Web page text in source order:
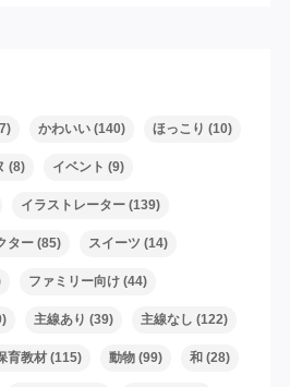
かわいい(140) ほっこり (10)
(8) イベント (9)
イラストレーター(139)
ター(85) スイーツ (14)
ファミリー向け(44)
主線あり (39) 主線なし (122)
育教材(115) 動物(99) 和 (28)